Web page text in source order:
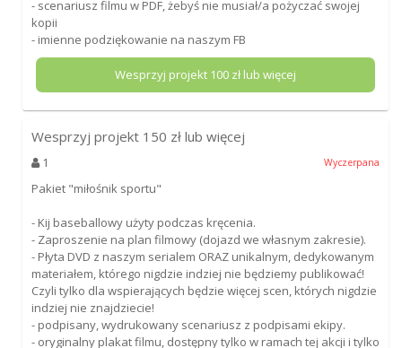
- scenariusz filmu w PDF, żebyś nie musiał/a pożyczać swojej
kopii
- imienne podziękowanie na naszym FB
Wesprzyj projekt 100zł lub więcej
Wesprzyj projekt 150 zł lub więcej
1 Wyczerpana
Pakiet "miłośnik sportu"
- Kij baseballowy użyty podczas kręcenia.
- Zaproszenie na plan filmowy (dojazd we własnym zakresie).
- Płyta DVD z naszym serialem ORAZ unikalnym, dedykowanym
materiałem, którego nigdzie indziej nie będziemy publikować!
Czyli tylko dla wspierających będzie więcej scen, których nigdzie
indziej nie znajdziecie!
- podpisany, wydrukowany scenariusz z podpisami ekipy.
- oryginalny plakat filmu, dostępny tylko w ramach tej akcji i tylko